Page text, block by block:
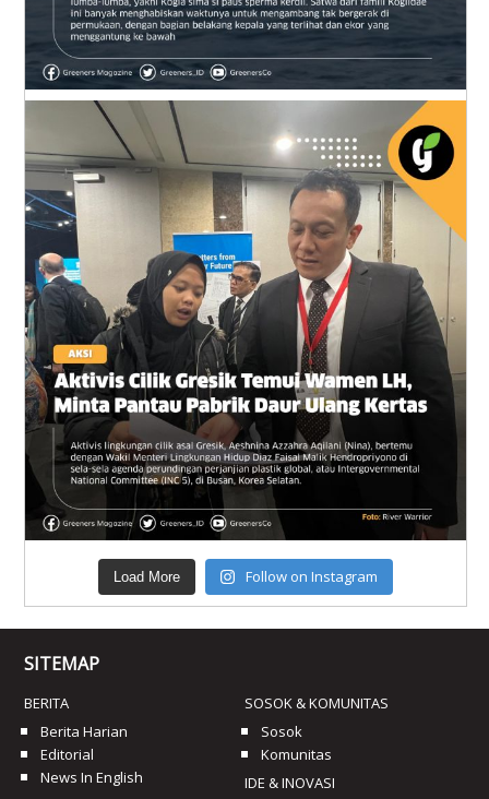
Load More Follow on Instagram
SITEMAP
BERITA
Berita Harian
Editorial
News In English
SOSOK & KOMUNITAS
Sosok
Komunitas
IDE & INOVASI